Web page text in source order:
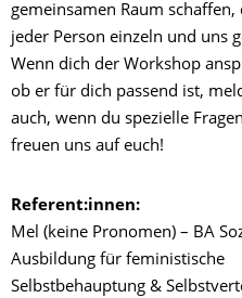
gemeinsamen Raum
jeder Person einzeln und uns
Wenn dich der Workshop
ob er für dich passend ist,
auch, wenn du spezielle
freuen uns auf euch!
Referent:innen:
Mel (keine Pronomen) – BA
Ausbildung für feministische
Selbstbehauptung &